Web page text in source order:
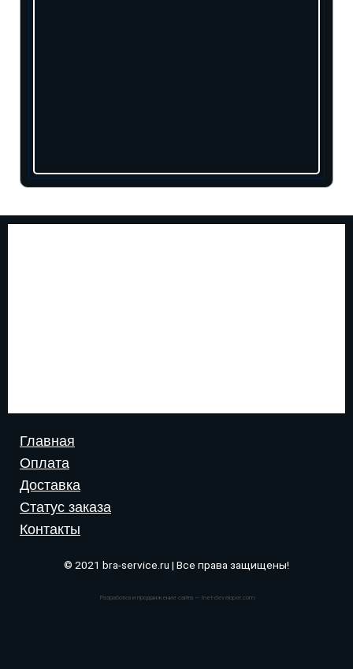
Главная
Оплата
Доставка
Статус заказа
Контакты
© 2021 bra-service.ru | Все права защищены!
Разработка и продвижение сайта — Inet-developer.com